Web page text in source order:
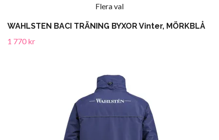
Flera val
WAHLSTEN BACI TRÄNING BYXOR Vinter, MÖRKBLÅ
1 770 kr